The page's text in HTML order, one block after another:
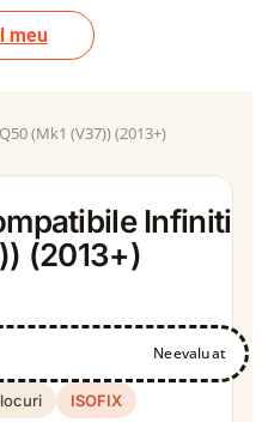
meu
(Mk1 (V37)) (2013+)
Infiniti
(2013+)
Neevaluat
ISOFIX